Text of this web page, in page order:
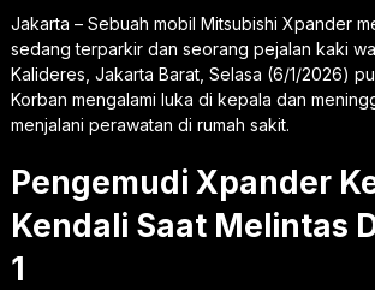
Jakarta – Sebuah mobil Mitsubishi Xpander
sedang terparkir dan seorang pejalan kaki
Kalideres, Jakarta Barat, Selasa (6/1/2026)
Korban mengalami luka di kepala dan
menjalani perawatan di rumah sakit.
Pengemudi Xpander
Kendali Saat Melintas
1